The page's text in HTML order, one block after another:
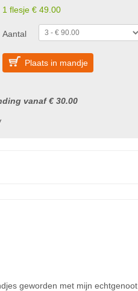
1 flesje € 49.00
Aantal
Plaats in mandje
vanaf € 30.00
geworden met mijn echtgenoot